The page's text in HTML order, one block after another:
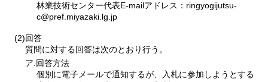
林業技術センター代表E-mailアドレス：ringyogijutsu-
c@pref.miyazaki.lg.jp
(2)回答
質問に対する回答は次のとおり行う。
ア.回答方法
個別に電子メールで通知するが、入札に参加しようとする